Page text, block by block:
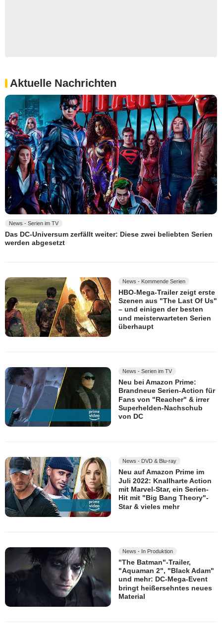
Aktuelle Nachrichten
News - Serien im TV
Das DC-Universum zerfällt weiter: Diese zwei beliebten Serien
werden abgesetzt
News - Kommende Serien
HBO-Mega-Trailer zeigt erste
Szenen aus "The Last Of Us"
– und einigen der besten
und meisterwarteten Serien
überhaupt
News - Serien im TV
Neu bei Amazon Prime:
Brandneue Serien-Action für
Fans von "Reacher" & irrer
Superhelden-Nachschub
von DC
News - DVD & Blu-ray
Neu auf Amazon Prime im
Juli 2022: Knallharte Action
mit Marvel-Star, ein Serien-
Hit mit "Big Bang Theory"-
Star & vieles mehr
News - In Produktion
"The Batman"-Trailer,
"Aquaman 2", "Black Adam"
und mehr: DC-Mega-Event
bringt heißersehntes neues
Material